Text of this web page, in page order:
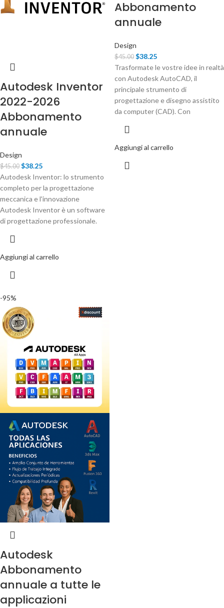
Autodesk Inventor
2022-2026
Abbonamento
annuale
Design
$45.00 $38.25
Autodesk Inventor: lo strumento
completo per la progettazione
meccanica e l'innovazione
Autodesk Inventor è un software
di progettazione professionale.
Aggiungi al carrello
Abbonamento
annuale
Design
$45.00 $38.25
Trasformate le vostre idee in realtà
con Autodesk AutoCAD, il
principale strumento di
progettazione e disegno assistito
da computer (CAD). Con
Aggiungi al carrello
-95%
Autodesk
Abbonamento
annuale a tutte le
applicazioni